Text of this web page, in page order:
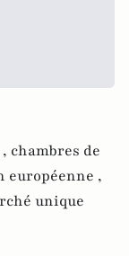
chambres de
européenne ,
unique